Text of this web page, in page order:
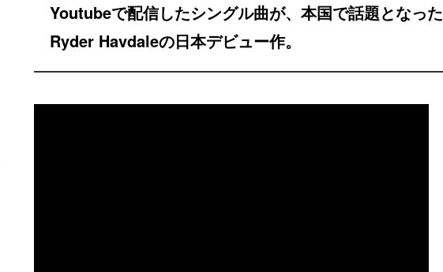
Youtubeで配信したシングル曲が、本国で話題となった
Ryder Havdaleの日本デビュー作。